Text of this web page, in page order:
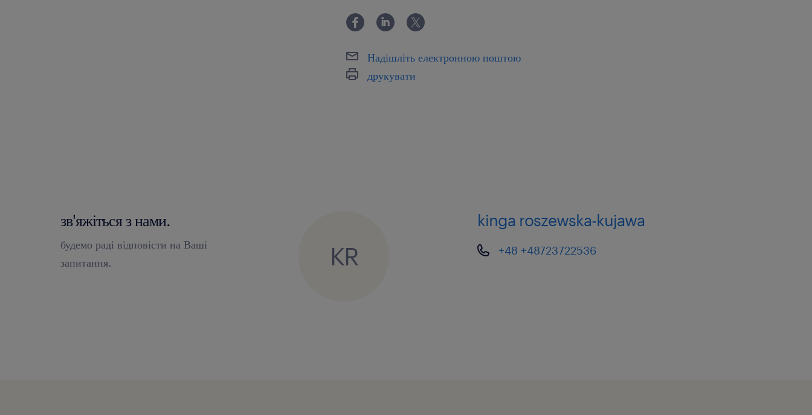
Надішліть електронною поштою
друкувати
зв'яжіться з нами.
будемо раді відповісти на Ваші
запитання.
KR
kinga roszewska-kujawa
+48 +48723722536